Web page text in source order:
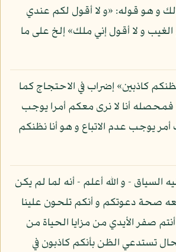
و هو قوله: «و لا أقول لكم عندي
الغيب و لا أقول إني ملك» إلخ على ما
كاذبين» إضراب في الاحتجاج كما
فمحصله أنا لا نرى معكم أمرا يوجب
أمر يوجب عدم الاتباع و هو أنا نظنكم
السياق - و الله أعلم - أنه لما لم يكن
صحة دعوتكم و أنكم تلحون علينا
صفر الأيدي من مزايا الحياة من
تستدعي الظن بأنكم كاذبون في